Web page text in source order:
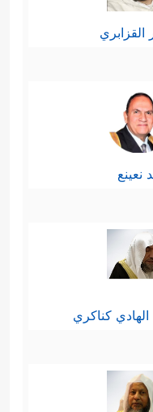
القزابري
نعينع
الهادي كناكري